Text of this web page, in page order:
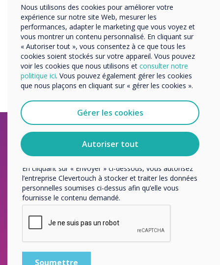
Benton Park School
Le projet Clevertouch de 90 écrans le prouve…
En savoir plus
Rencontrez le futur de la technologie interactive.
L'IMPACT Lux est
arrivé.
Nous utilisons des cookies pour améliorer votre
expérience sur notre site Web, mesurer les
performances, adapter le marketing que vous voyez et
vous montrer un contenu personnalisé. En cliquant sur
« Autoriser tout », vous consentez à ce que tous les
cookies soient stockés sur votre appareil. Vous pouvez
voir les cookies que nous utilisons et consulter notre
politique ici. Vous pouvez également gérer les cookies
que nous plaçons en cliquant sur « gérer les cookies ».
Gérer les cookies
Autoriser tout
Organisation Name
Nous aimerions vous contacter au sujet de nos produits
et services par e-mail, téléphone ou courrier.
J'accepte de recevoir des communications de
Clevertouch.
Vous pouvez vous désabonner de ces communications à
tout moment. Consultez notre Politique de confidentialité
pour en savoir plus sur nos modalités de
désabonnement, nos politiques de confidentialité et sur
notre engagement vis-à-vis de la protection et du respect
de la vie privée.
En cliquant sur « Envoyer » ci-dessous, vous autorisez
l’entreprise Clevertouch à stocker et traiter les données
personnelles soumises ci-dessus afin qu’elle vous
fournisse le contenu demandé.